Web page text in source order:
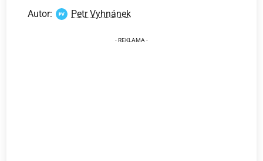
Autor: Petr Vyhnánek